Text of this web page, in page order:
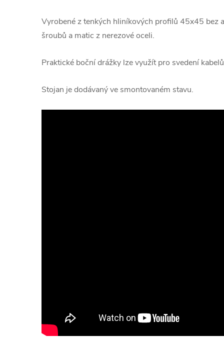
Vyrobené z tenkých hliníkových profilů 45x45 bez
šroubů a matic z nerezové oceli.
Praktické boční drážky lze využít pro svedení
Stojan je dodávaný ve smontovaném stavu.